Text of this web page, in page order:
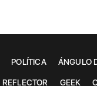
POLÍTICA ÁNGULO
REFLECTOR GEEK